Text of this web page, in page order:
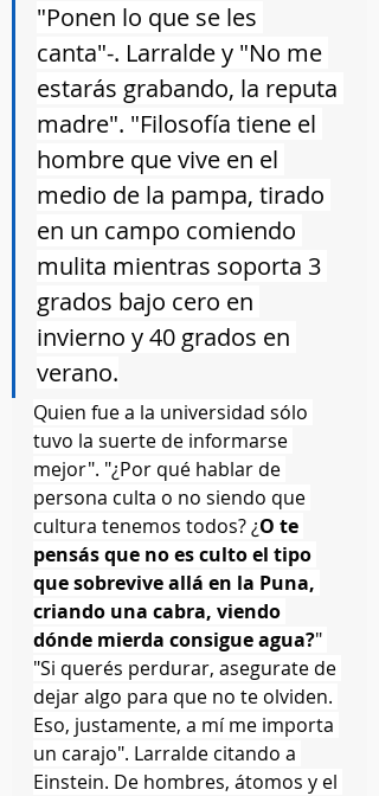
"Ponen lo que se les
canta"-. Larralde y "No me
estarás grabando, la reputa
madre". "Filosofía tiene el
hombre que vive en el
medio de la pampa, tirado
en un campo comiendo
mulita mientras soporta 3
grados bajo cero en
invierno y 40 grados en
verano.
Quien fue a la universidad sólo
tuvo la suerte de informarse
mejor". "¿Por qué hablar de
persona culta o no siendo que
cultura tenemos todos? ¿O te
pensás que no es culto el tipo
que sobrevive allá en la Puna,
criando una cabra, viendo
dónde mierda consigue agua?"
"Si querés perdurar, asegurate de
dejar algo para que no te olviden.
Eso, justamente, a mí me importa
un carajo". Larralde citando a
Einstein. De hombres, átomos y el